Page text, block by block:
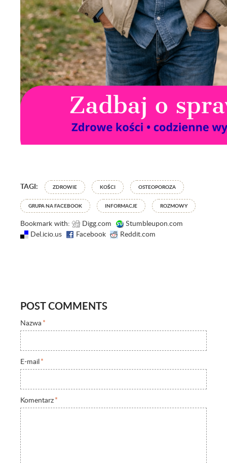
TAGI: ZDROWIE KOŚCI OSTEOPOROZA
GRUPA NA FACEBOOK INFORMACJE ROZMOWY
Bookmark with: Digg.com
Stumbleupon.com
Del.icio.us
Facebook Reddit.com
POST COMMENTS
Nazwa *
E-mail*
Komentarz*